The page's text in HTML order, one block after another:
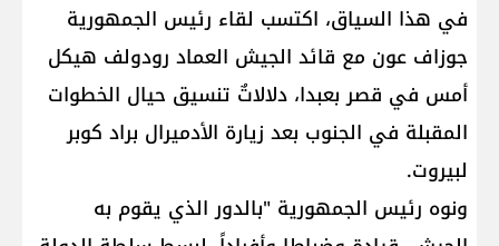
في هذا السياق، اكتسب لقاء رئيس الجمهورية
جوزاف عون مع قائد الجيش العماد رودولف هيكل
أمس في قصر بعبدا، دلالاتٌ تنسيق حيال الخطوات
المقبلة في الجنوب بعد زيارة الأدميرال براد كوبر
لبيروت.
ونوه رئيس الجمهورية "بالدور الذي يقوم به